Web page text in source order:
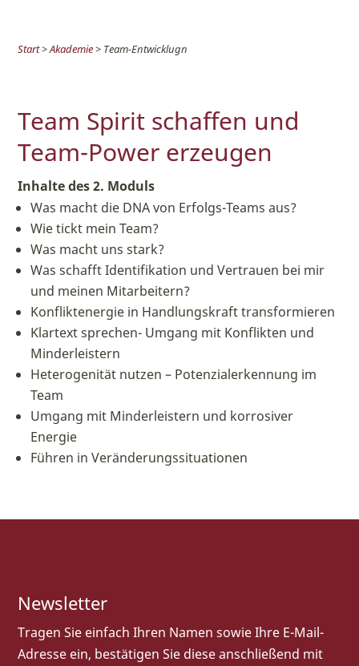
Start>Akademie> Team-Entwicklugn
Team Spirit schaffen und
Team-Power erzeugen
Inhalte des 2. Moduls
Was macht die DNA von Erfolgs-Teams aus?
Wie tickt mein Team?
Was macht uns stark?
Was schafft Identifikation und Vertrauen bei mir
und meinen Mitarbeitern?
Konfliktenergie in Handlungskraft transformieren
Klartext sprechen- Umgang mit Konflikten und
Minderleistern
Heterogenität nutzen – Potenzialerkennung im
Team
Umgang mit Minderleistern und korrosiver
Energie
Führen in Veränderungssituationen
Newsletter
Tragen Sie einfach Ihren Namen sowie Ihre E-Mail-
Adresse ein, bestätigen Sie diese anschließend mit